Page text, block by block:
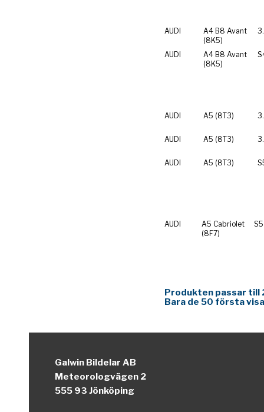
AUDI
A4 B8 Avant
(8K5)
AUDI
A4 B8 Avant
(8K5)
AUDI A5 (8T3)
AUDI A5 (8T3)
AUDI A5 (8T3)
AUDI
A5 Cabriolet
(8F7)
Produkten passar till
Bara de 50 första
Galwin Bildelar AB
Meteorologvägen 2
555 93 Jönköping